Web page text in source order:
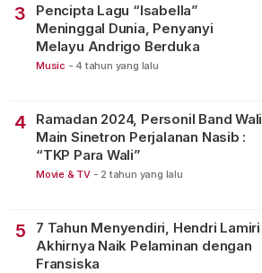
3
Pencipta Lagu “Isabella”
Meninggal Dunia, Penyanyi
Melayu Andrigo Berduka
Music - 4 tahun yang lalu
4
Ramadan 2024, Personil Band Wali
Main Sinetron Perjalanan Nasib :
“TKP Para Wali”
Movie & TV - 2 tahun yang lalu
5
7 Tahun Menyendiri, Hendri Lamiri
Akhirnya Naik Pelaminan dengan
Fransiska